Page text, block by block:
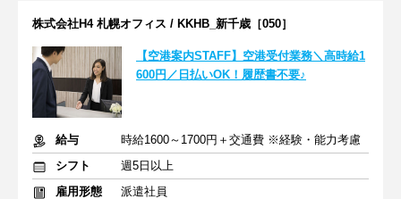
株式会社H4 札幌オフィス / KKHB_新千歳［050］
【空港案内STAFF】空港受付業務＼高時給1
600円／日払いOK！履歴書不要♪
給与
時給1600～1700円＋交通費 ※経験・能力考慮
シフト
週5日以上
雇用形態
派遣社員